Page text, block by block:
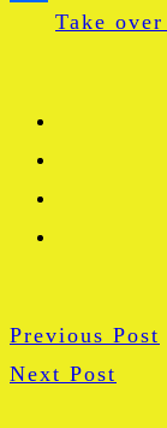
Take
Previous Post
Next Post